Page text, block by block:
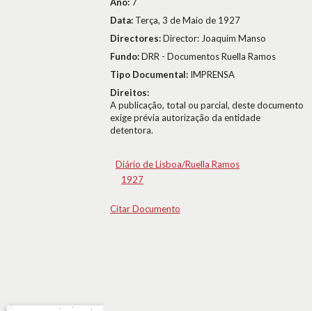
Data: Terça, 3 de Maio de 1927
Directores:Director: Joaquim Manso
Fundo:DRR - Documentos Ruella Ramos
Tipo Documental: IMPRENSA
Direitos:
A publicação, total ou parcial, deste documento
exige prévia autorização da entidade
detentora.
Diário de Lisboa/Ruella Ramos
1927
Citar Documento